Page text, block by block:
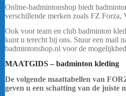
Online-badmintonshop biedt
verschillende merken zoals FZ Forza,
Ook voor team en club badminton
kunt u terecht bij ons. Stuur een mail
badmintonshop.nl voor de
MAATGIDS – badminton kleding
De volgende maattabellen van
geven u een schatting van de juiste